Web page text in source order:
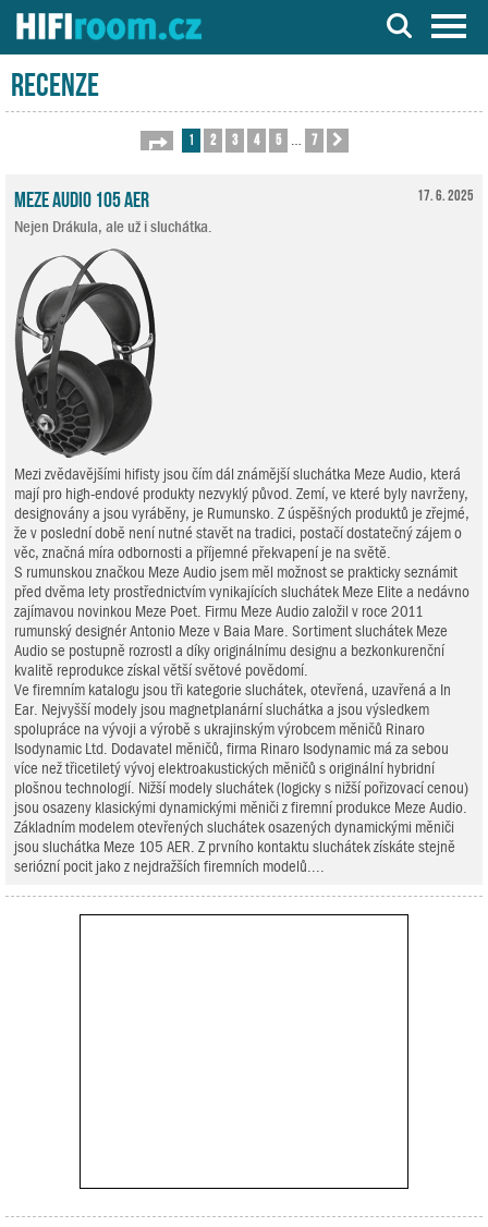
Server o Hi-Fi a AV technice
Recenze
Stránka 1z
1 2 3 4 5 7
17. 6. 2025
Meze Audio 105 AER
Nejen Drákula, ale už i sluchátka.
Mezi zvědavějšími hifisty jsou čím dál známější sluchátka Meze Audio, která
mají pro high-endové produkty nezvyklý původ. Zemí, ve které byly navrženy,
designovány a jsou vyráběny, je Rumunsko. Z úspěšných produktů je zřejmé,
že v poslední době není nutné stavět na tradici, postačí dostatečný zájem o
věc, značná míra odbornosti a příjemné překvapení je na světě.
S rumunskou značkou Meze Audio jsem měl možnost se prakticky seznámit
před dvěma lety prostřednictvím vynikajících sluchátek Meze Elite a nedávno
zajímavou novinkou Meze Poet. Firmu Meze Audio založil v roce 2011
rumunský designér Antonio Meze v Baia Mare. Sortiment sluchátek Meze
Audio se postupně rozrostl a díky originálnímu designu a bezkonkurenční
kvalitě reprodukce získal větší světové povědomí.
Ve firemním katalogu jsou tři kategorie sluchátek, otevřená, uzavřená a In
Ear. Nejvyšší modely jsou magnetplanární sluchátka a jsou výsledkem
spolupráce na vývoji a výrobě s ukrajinským výrobcem měničů Rinaro
Isodynamic Ltd. Dodavatel měničů, firma Rinaro Isodynamic má za sebou
více než třicetiletý vývoj elektroakustických měničů s originální hybridní
plošnou technologií. Nižší modely sluchátek (logicky s nižší pořizovací cenou)
jsou osazeny klasickými dynamickými měniči z firemní produkce Meze Audio.
Základním modelem otevřených sluchátek osazených dynamickými měniči
jsou sluchátka Meze 105 AER. Z prvního kontaktu sluchátek získáte stejně
seriózní pocit jako z nejdražších firemních modelů....